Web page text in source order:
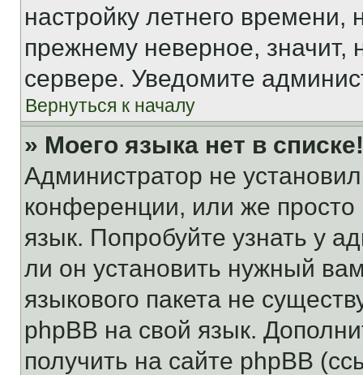
настройку летнего
прежнему неверное, значит,
сервере. Уведомите
Вернуться к началу
» Моего языка нет в списке!
Администратор не
конференции, или же
язык. Попробуйте узнать у
ли он установить нужный
языкового пакета не
phpBB на свой язык.
получить на сайте phpBB